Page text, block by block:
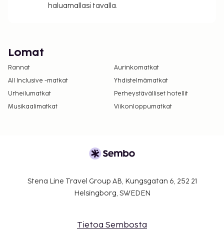
haluamallasi tavalla.
Lomat
Rannat
Aurinkomatkat
All Inclusive -matkat
Yhdistelmämatkat
Urheilumatkat
Perheystävälliset hotellit
Musikaalimatkat
Viikonloppumatkat
Stena Line Travel Group AB, Kungsgatan 6, 252 21
Helsingborg, SWEDEN
Tietoa Sembosta